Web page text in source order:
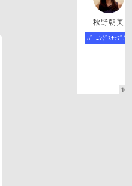
秋野朝美
ﾊﾞｰﾆﾝｸﾞｽﾃｯﾌﾟ30
16/